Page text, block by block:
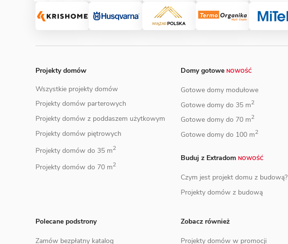
Projekty domów
Wszystkie projekty domów
Projekty domów parterowych
Projekty domów z poddaszem użytkowym
Projekty domów piętrowych
Projekty domów do 35 m2
Projekty domów do 70 m2
Domy gotoweNOWOŚĆ
Gotowe domy modułowe
Gotowe domy do 35 m2
Gotowe domy do 70 m2
Gotowe domy do 100 m2
Buduj z ExtradomNOWOŚĆ
Czym jest projekt domu z budową?
Projekty domów z budową
Polecane podstrony
Zamów bezpłatny katalog
Zobacz również
Projekty domów w promocji